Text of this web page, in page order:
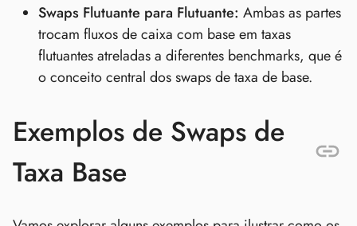
Swaps Flutuante para Flutuante: Ambas as partes
trocam fluxos de caixa com base em taxas
flutuantes atreladas a diferentes benchmarks, que é
o conceito central dos swaps de taxa de base.
Exemplos de Swaps de
Taxa Base